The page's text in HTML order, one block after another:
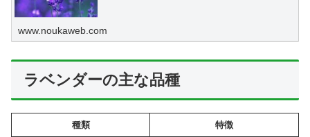
www.noukaweb.com
ラベンダーの主な品種
種類 特徴